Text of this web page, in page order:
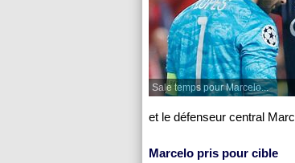
Sale temps pour Marcelo...
et le défenseur central
Marcelo pris pour cible